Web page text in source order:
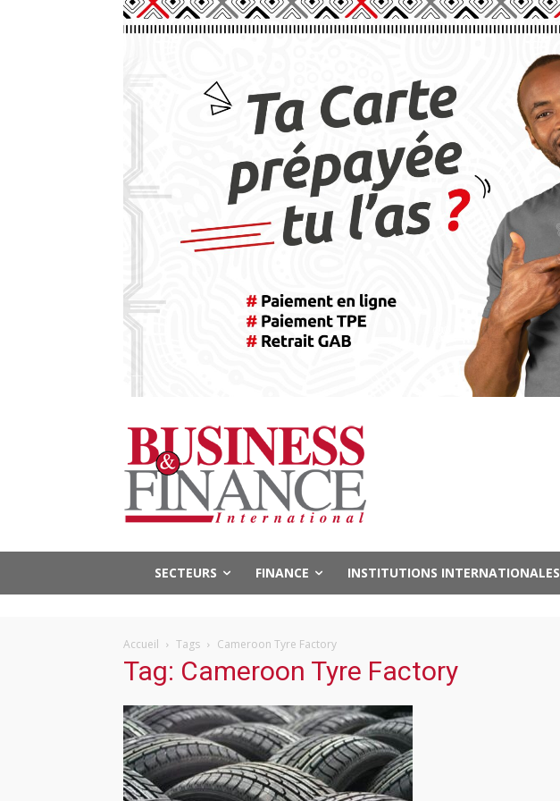
SECTEURS FINANCE INSTITUTIONS INTERNATIONALES
Accueil Tags Cameroon Tyre Factory
Tag: Cameroon Tyre Factory